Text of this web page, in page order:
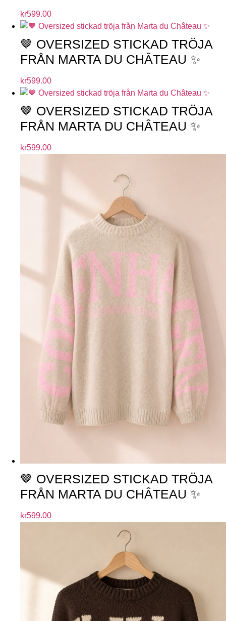
kr599.00
🤎 OVERSIZED STICKAD TRÖJA
FRÅN MARTA DU CHÂTEAU ✨
kr599.00
🤎 OVERSIZED STICKAD TRÖJA
FRÅN MARTA DU CHÂTEAU ✨
kr599.00
🤎 OVERSIZED STICKAD TRÖJA
FRÅN MARTA DU CHÂTEAU ✨
kr599.00